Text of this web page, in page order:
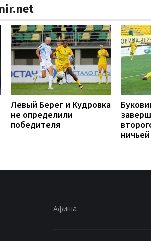
Левый Берег и Кудровка
не определили
победителя
ничьей
Афиша